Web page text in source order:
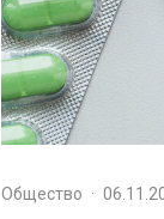
Общество ·